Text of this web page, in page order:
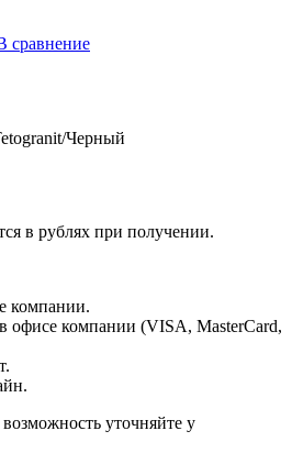
сравнение
Черный
в рублях при получении.
компании.
офисе компании (VISA, MasterCard,
уточняйте у